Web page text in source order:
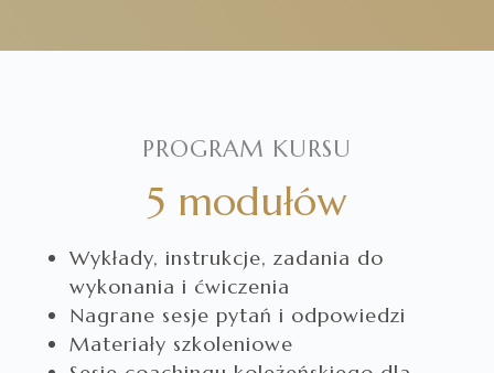
PROGRAM KURSU
5 modułów
Wykłady, instrukcje, zadania do
wykonania i ćwiczenia
Nagrane sesje pytań i odpowiedzi
Materiały szkoleniowe